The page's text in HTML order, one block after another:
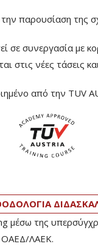
την παρουσίαση της
συνεργασία με
στις νέες τάσεις
από την TUV
μέσω της
ΟΑΕΔ/ΛΑΕΚ.